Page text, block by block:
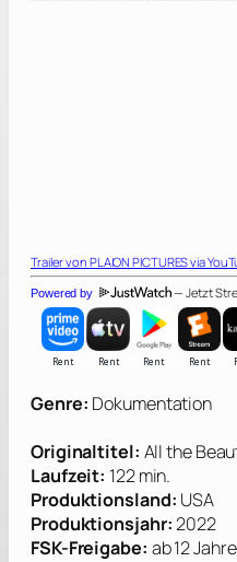
Trailer von PLAION PICTURESvia
Powered by — Jetzt
Genre: Dokumentation
Originaltitel: All the
Laufzeit: 122 min.
Produktionsland: USA
Produktionsjahr:2022
FSK-Freigabe: ab 12